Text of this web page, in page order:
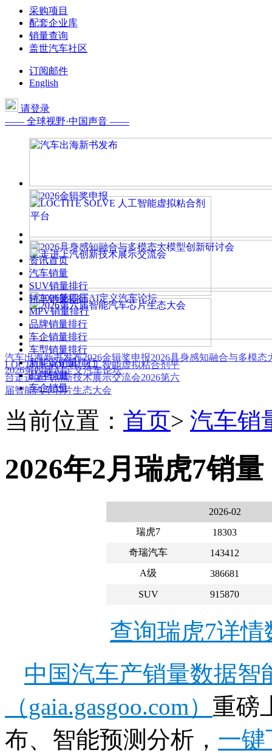
采购项目
配套企业库
销量查询
盖世汽车社区
订阅邮件
English
请登录
—— 全球视野·中国声音 ——
汽车出海新书发布2026金辑奖申报2026具身感知融合与多模态
2026第四届AI定义汽车论坛
LOCTITE SOLVE 人工智能虚拟粘合剂平
台走进上汽创新技术展示交流会2026第六
届智能汽车芯片生态大会
资讯首页
汽车销量
SUV销量排行
轿车销量排行
MPV销量排行
品牌销量排行
车企销量排行
车型销量排行
新能源销量排行
品牌销量
车企销量
当前位置： 首页> 汽车销
2026年2月瑞虎7销量
2026-02
瑞虎7
18303
奇瑞汽车
143412
A级
386681
SUV
915870
查询瑞虎7详
中国汽车产销量数据
（gaia.gasgoo.com） 重磅
布、智能预测分析， 一键